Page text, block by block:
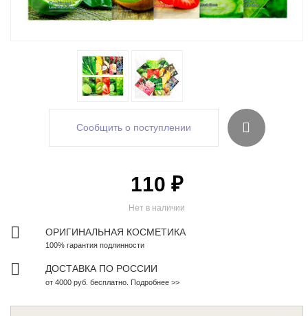
Сообщить о поступлении
Нет в наличии
110 ₽
ОРИГИНАЛЬНАЯ КОСМЕТИКА
100% гарантия подлинности
ДОСТАВКА ПО РОССИИ
от 4000 руб. бесплатно. Подробнее >>